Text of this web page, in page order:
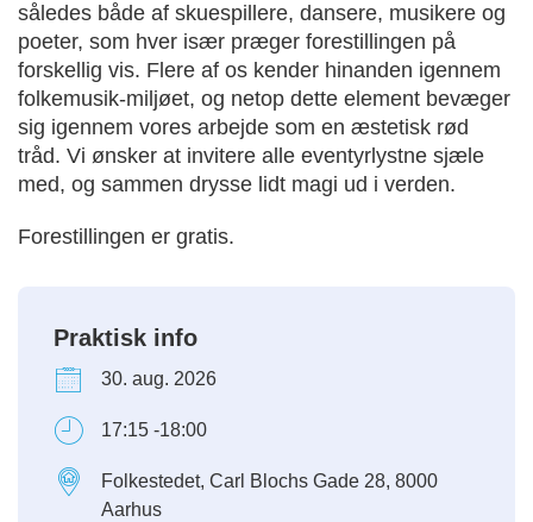
således både af skuespillere, dansere, musikere og
poeter, som hver især præger forestillingen på
forskellig vis. Flere af os kender hinanden igennem
folkemusik-miljøet, og netop dette element bevæger
sig igennem vores arbejde som en æstetisk rød
tråd. Vi ønsker at invitere alle eventyrlystne sjæle
med, og sammen drysse lidt magi ud i verden.
Forestillingen er gratis.
Praktisk info
30. aug. 2026
17:15 -18:00
Folkestedet, Carl Blochs Gade 28, 8000
Aarhus